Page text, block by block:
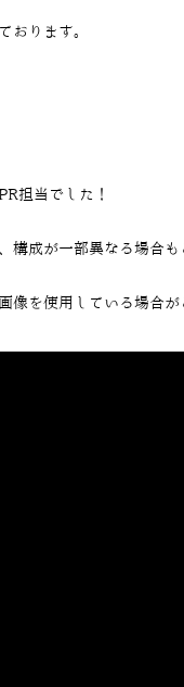
おります。
担当でした！
成が一部異なる場合も
を使用している場合が